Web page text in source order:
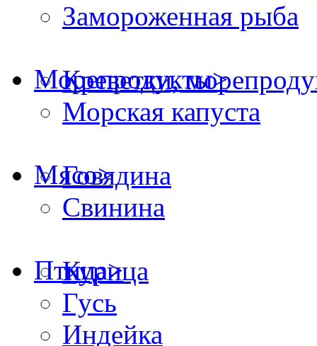
Замороженная рыба
Морепродукты>
Креветки,
Морская капуста
Мясо>
Говядина
Свинина
Птица>
Курица
Гусь
Индейка